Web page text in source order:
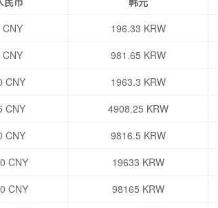
CNY
196.33 KRW
CNY
981.65 KRW
CNY
1963.3 KRW
CNY
4908.25 KRW
CNY
9816.5 KRW
CNY
19633 KRW
CNY
98165 KRW